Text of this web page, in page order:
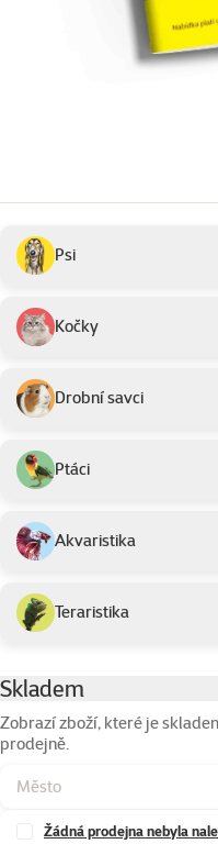
Podkategorie
Psi
Kočky
Drobní savci
Ptáci
Akvaristika
Teraristika
Parametrický filtr
Skladem
Zobrazí zboží, které je
prodejně.
Žádná prodejna nebyla